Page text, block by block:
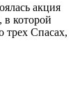
акция
в которой
трех Спасах,